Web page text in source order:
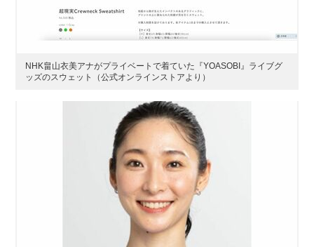
NHK畠山衣美アナがプライベートで着ていた『YOASOBI』ライブグ
ッズのスウェット（公式オンラインストアより）